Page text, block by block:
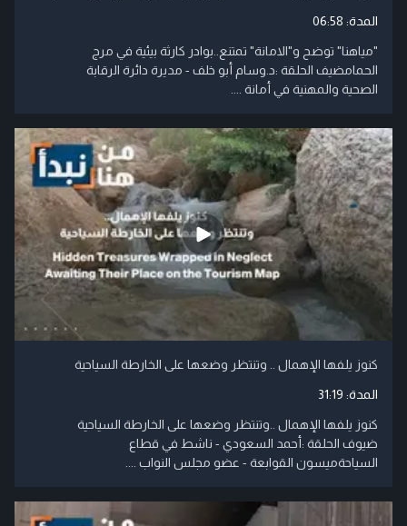
المدة: 06:58
"مياهنا" توضح و"الامانة" تمتنع..بوادر كارثة بيئية في مرج
الحمامضيف الحلقة :د.وسام أبو خلف - مديرة دائرة الرقابة
الصحية والمهنية في أمانة ....
كنوز يلفها الإهمال .. وتنتظر وضعها على الخارطة السياحية
المدة: 31:19
كنوز يلفها الإهمال ..وتنتظر وضعها على الخارطة السياحية
ضيوف الحلقة :أحمد السعودي - ناشط في قطاع
السياحةميسون القوابعة - عضو مجلس النواب ....